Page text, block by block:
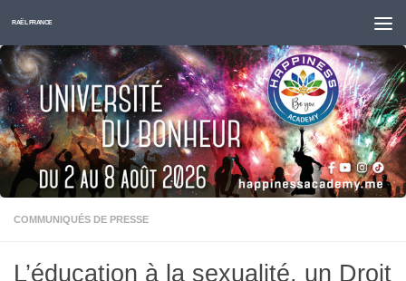
Skip to content
RAËL FRANCE
COMMUNIQUÉS DE PRESSE
L’éducation à la sexualité, un Droit